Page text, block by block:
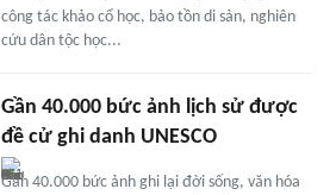
công tác khảo cổ học, bảo tồn di sản, nghiên
cứu dân tộc học...
Gần 40.000 bức ảnh lịch sử được
đề cử ghi danh UNESCO
Gần 40.000 bức ảnh ghi lại đời sống, văn hóa